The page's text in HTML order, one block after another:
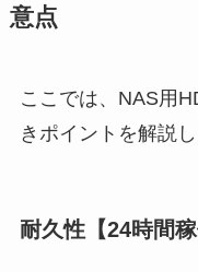
意点
ここでは、NAS用
きポイントを解説し
耐久性【24時間